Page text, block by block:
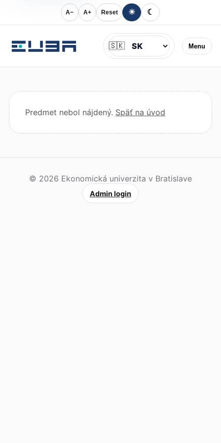
A− A+ Reset ☀ ☾
Menu
Jazyk
🇸🇰
Predmet nebol nájdený. Späť na úvod
© 2026 Ekonomická univerzita v Bratislave
Admin login